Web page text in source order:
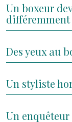
Un boxeur
différemment
Des yeux au
Un styliste
Un enquêteur